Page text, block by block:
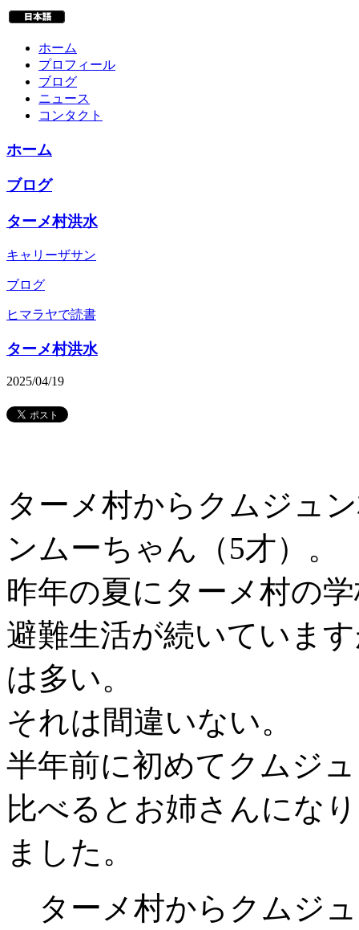
ホーム
プロフィール
ブログ
ニュース
コンタクト
ホーム
ブログ
ターメ村洪水
キャリーザサン
ブログ
ヒマラヤで読書
ターメ村洪水
2025/04/19
ターメ村からクムジュ
ンムーちゃん（5才）。
昨年の夏にターメ村の
避難生活が続いていま
は多い。
それは間違いない。
半年前に初めてクムジ
比べるとお姉さんにな
ました。
ターメ村からクムジ